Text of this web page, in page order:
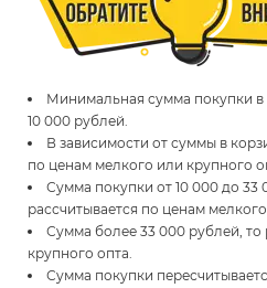
Минимальная сумма покупки в
10 000 рублей.
В зависимости от суммы в
по ценам мелкого или крупного
Сумма покупки от 10 000 до 33
рассчитывается по ценам
Сумма более 33 000 рублей, то
крупного опта.
Сумма покупки